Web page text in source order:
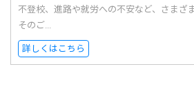
不登校、進路や就労への不安など、さまざ
そのご...
詳しくはこちら